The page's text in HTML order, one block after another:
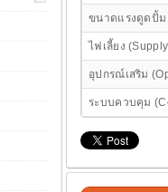
ขนาดแรงดูดปั้ม
ไฟเลี้ยง
อุปกรณ์เสริม
ระบบควบคุม